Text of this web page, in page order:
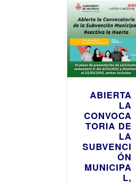
ABIERTA
LA
CONVOCA
TORIA DE
LA
SUBVENCI
ÓN
MUNICIPA
L,